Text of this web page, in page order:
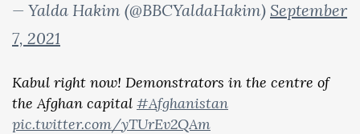
— Yalda Hakim (@BBCYaldaHakim) September
7, 2021
Kabul right now! Demonstrators in the centre of
the Afghan capital #Afghanistan
pic.twitter.com/yTUrEv2QAm